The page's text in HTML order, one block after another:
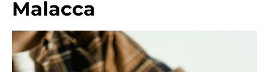
Malacca